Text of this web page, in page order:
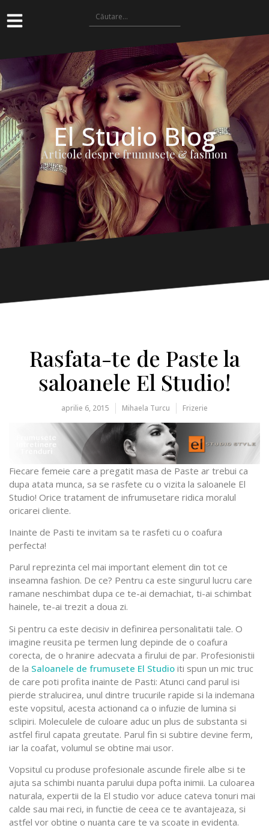
El Studio Blog
Articole despre frumuseţe & fashion
Rasfata-te de Paste la
saloanele El Studio!
aprilie 6, 2015 Mihaela Turcu Frizerie
Fiecare femeie care a pregatit masa de Paste ar trebui ca
dupa atata munca, sa se rasfete cu o vizita la saloanele El
Studio! Orice tratament de infrumusetare ridica moralul
oricarei cliente.
Inainte de Pasti te invitam sa te rasfeti cu o coafura
perfecta!
Parul reprezinta cel mai important element din tot ce
inseamna fashion. De ce? Pentru ca este singurul lucru care
ramane neschimbat dupa ce te-ai demachiat, ti-ai schimbat
hainele, te-ai trezit a doua zi.
Si pentru ca este decisiv in definirea personalitatii tale. O
imagine reusita pe termen lung depinde de o coafura
corecta, de o hranire adecvata a firului de par. Profesionistii
de la Saloanele de frumusete El Studio iti spun un mic truc
de care poti profita inainte de Pasti: Atunci cand parul isi
pierde stralucirea, unul dintre trucurile rapide si la indemana
este vopsitul, acesta actionand ca o infuzie de lumina si
sclipiri. Moleculele de culoare aduc un plus de substanta si
astfel firul capata greutate. Parul fin si subtire devine ferm,
iar la coafat, volumul se obtine mai usor.
Vopsitul cu produse profesionale ascunde firele albe si te
ajuta sa schimbi nuanta parului dupa pofta inimii. La culoarea
naturala, expertii de la El studio vor aduce cateva tonuri mai
calde sau mai reci, in functie de ceea ce te avantajeaza, si
astfel vor obtine o nuanta care te va scoate in evidenta.